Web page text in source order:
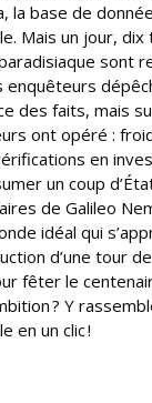
la base de
Mais un jour, dix
sont
enquêteurs
des faits, mais
ont opéré :
en
un coup
de Galileo
idéal qui
d’une tour
fêter le
? Y
en un clic !